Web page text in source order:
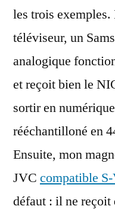
les trois exemples.
téléviseur, un
analogique
et reçoit bien le
sortir en
rééchantilloné en
Ensuite, mon
JVC compatible
défaut : il ne